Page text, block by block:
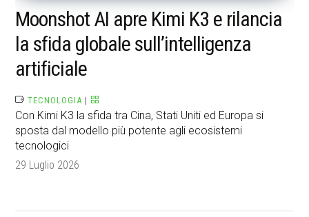
Moonshot AI apre Kimi K3 e rilancia
la sfida globale sull’intelligenza
artificiale
TECNOLOGIA |
Con Kimi K3 la sfida tra Cina, Stati Uniti ed Europa si
sposta dal modello più potente agli ecosistemi
tecnologici
29 Luglio 2026